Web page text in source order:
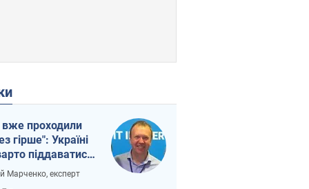
проходили
гірше": Україні
піддаватися
через
Марченко, експерт